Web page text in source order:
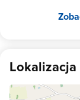
Lokalizacja